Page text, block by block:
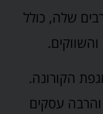
שלה, כולל
הקורונה.
עסקים